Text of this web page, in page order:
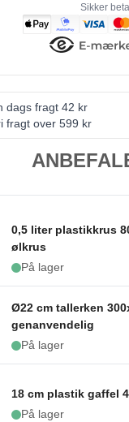
Sikker
dags fragt 42 kr
fragt over 599 kr
0,5 liter plastikkrus
ølkrus
På lager
Ø22 cm tallerken
genanvendelig
På lager
18 cm plastik gaffel
På lager